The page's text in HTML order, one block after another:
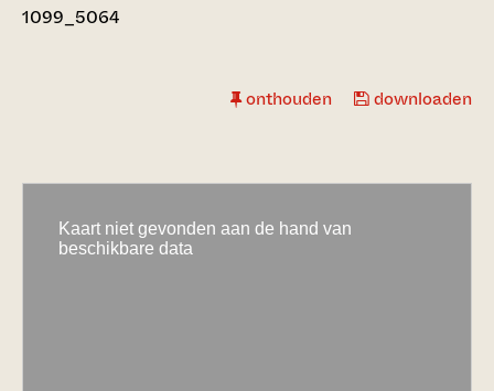
1099_5064
onthouden downloaden